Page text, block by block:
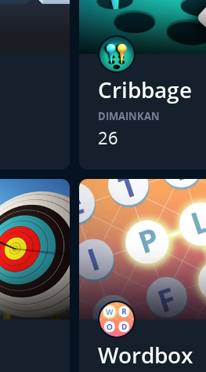
Cribbage
DIMAINKAN
26
Wordbox